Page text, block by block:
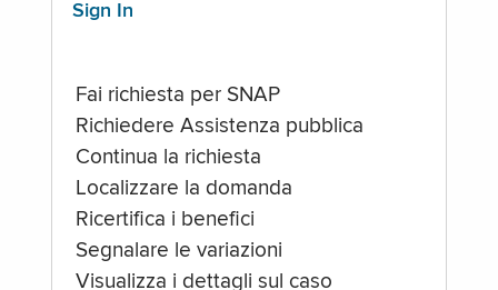
Sign In
Fai richiesta per SNAP
Richiedere Assistenza pubblica
Continua la richiesta
Localizzare la domanda
Ricertifica i benefici
Segnalare le variazioni
Visualizza i dettagli sul caso